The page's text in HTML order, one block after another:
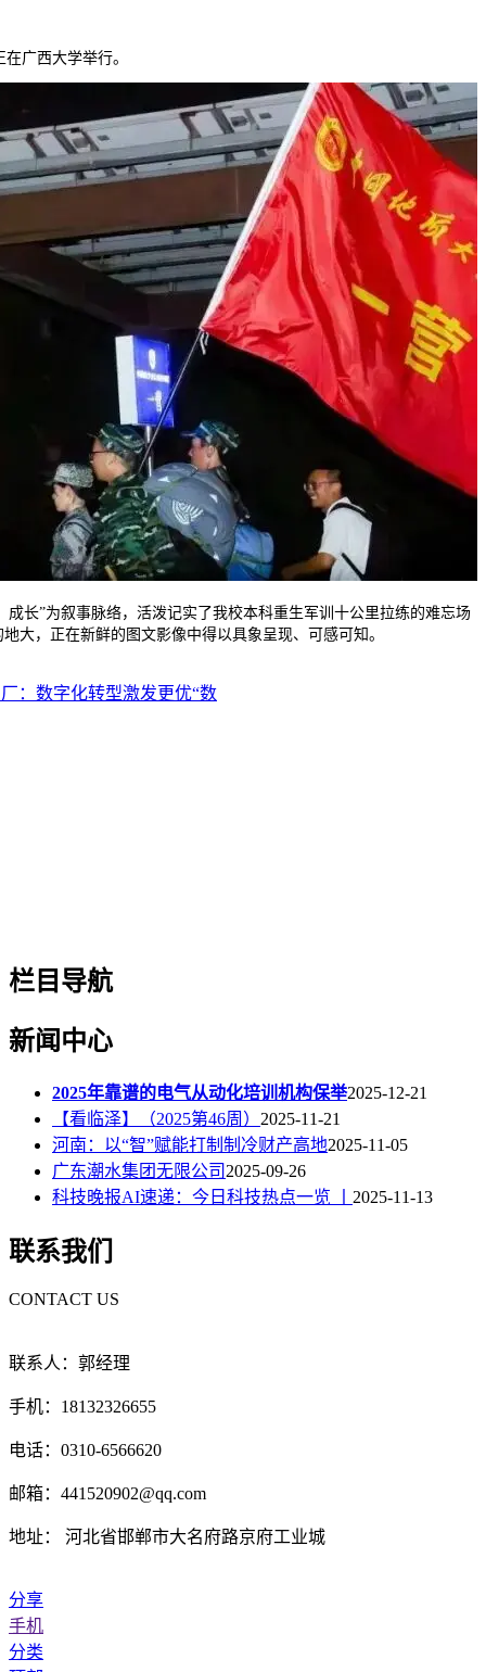
广西大学举行。
”为叙事脉络，活泼记实了我校本科重生军训十公里拉练的难忘场
，正在新鲜的图文影像中得以具象呈现、可感可知。
：数字化转型激发更优“数
栏目导航
新闻中心
2025年靠谱的电气从动化培训机构保举2025-12-21
【看临泽】（2025第46周） 2025-11-21
河南：以“智”赋能打制制冷财产高地2025-11-05
广东潮水集团无限公司2025-09-26
科技晚报AI速递：今日科技热点一览 丨 2025-11-13
联系我们
CONTACT US
联系人：郭经理
手机：18132326655
电话：0310-6566620
邮箱：441520902@qq.com
地址： 河北省邯郸市大名府路京府工业城
分享
手机
分类